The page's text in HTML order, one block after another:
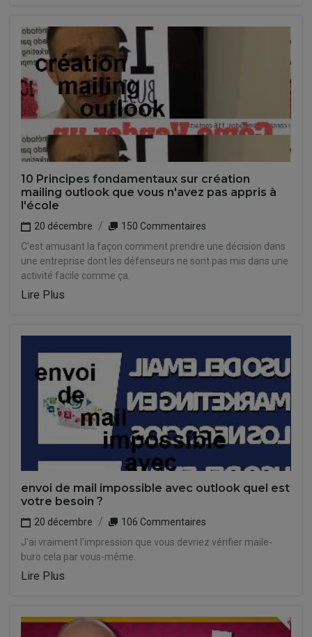
10 Principes fondamentaux sur création
mailing outlook que vous n'avez pas appris à
l'école
20 décembre
150 Commentaires
C'est amusant la façon comment prendre une décision dans
une entreprise dont les défenseurs ne sont pas mis dans une
activité facile comme ça.
Lire Plus
envoi de mail impossible avec outlook quel est
votre besoin ?
20 décembre
106 Commentaires
J'ai vraiment l'impression que vous devriez vérifier maile-
buro cela par vous-même.
Lire Plus